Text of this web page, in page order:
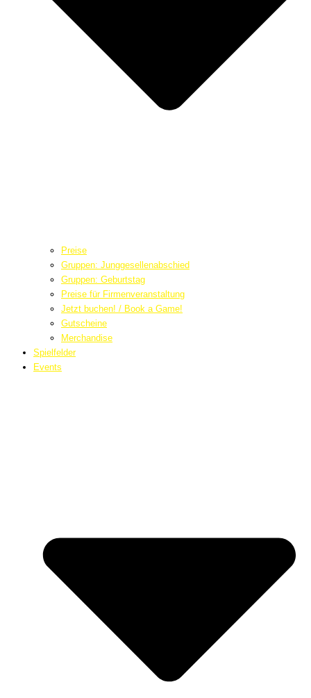
Preise
Gruppen: Junggesellenabschied
Gruppen: Geburtstag
Preise für Firmenveranstaltung
Jetzt buchen! / Book a Game!
Gutscheine
Merchandise
Spielfelder
Events